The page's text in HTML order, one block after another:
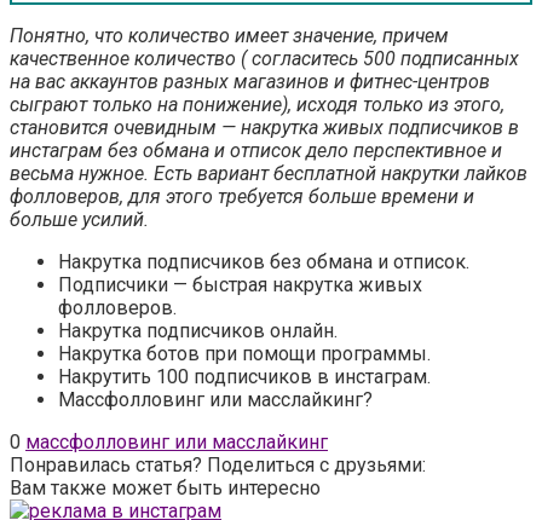
Понятно, что количество имеет значение, причем
качественное количество (согласитесь 500 подписанных
на вас аккаунтов разных магазинов и фитнес-центров
сыграют только на понижение), исходя только из этого,
становится очевидным — накрутка живых подписчиков в
инстаграм без обмана и отписок дело перспективное и
весьма нужное. Есть вариант бесплатной накрутки лайков
фолловеров, для этого требуется больше времени и
больше усилий.
Накрутка подписчиков без обмана и отписок.
Подписчики — быстрая накрутка живых
фолловеров.
Накрутка подписчиков онлайн.
Накрутка ботов при помощи программы.
Накрутить 100 подписчиков в инстаграм.
Массфолловинг или масслайкинг?
0 массфолловинг или масслайкинг
Понравилась статья? Поделиться с друзьями:
Вам также может быть интересно